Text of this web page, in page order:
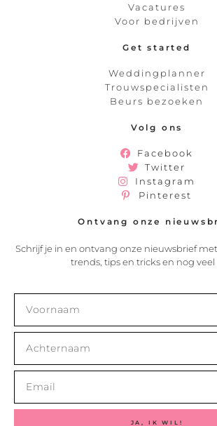
Vacatures
Voor bedrijven
Get started
Weddingplanner
Trouwspecialisten
Beurs bezoeken
Volg ons
Facebook
Twitter
Instagram
Pinterest
Ontvang onze
Schrijf je in en ontvang onze nieuwsbrief
trends, tips en tricks en nog veel
JA, IK WIL!